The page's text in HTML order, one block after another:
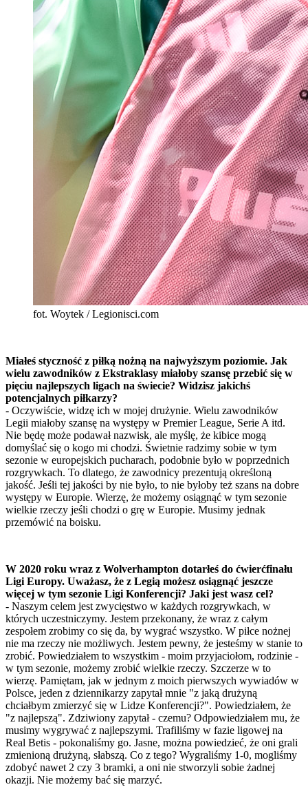
fot. Woytek / Legionisci.com
Miałeś styczność z piłką nożną na najwyższym poziomie. Jak
wielu zawodników z Ekstraklasy miałoby szansę przebić się w
pięciu najlepszych ligach na świecie? Widzisz jakichś
potencjalnych piłkarzy?
- Oczywiście, widzę ich w mojej drużynie. Wielu zawodników
Legii miałoby szansę na występy w Premier League, Serie A itd.
Nie będę może podawał nazwisk, ale myślę, że kibice mogą
domyślać się o kogo mi chodzi. Świetnie radzimy sobie w tym
sezonie w europejskich pucharach, podobnie było w poprzednich
rozgrywkach. To dlatego, że zawodnicy prezentują określoną
jakość. Jeśli tej jakości by nie było, to nie byłoby też szans na dobre
występy w Europie. Wierzę, że możemy osiągnąć w tym sezonie
wielkie rzeczy jeśli chodzi o grę w Europie. Musimy jednak
przemówić na boisku.
W 2020 roku wraz z Wolverhampton dotarłeś do ćwierćfinału
Ligi Europy. Uważasz, że z Legią możesz osiągnąć jeszcze
więcej w tym sezonie Ligi Konferencji? Jaki jest wasz cel?
- Naszym celem jest zwycięstwo w każdych rozgrywkach, w
których uczestniczymy. Jestem przekonany, że wraz z całym
zespołem zrobimy co się da, by wygrać wszystko. W piłce nożnej
nie ma rzeczy nie możliwych. Jestem pewny, że jesteśmy w stanie to
zrobić. Powiedziałem to wszystkim - moim przyjaciołom, rodzinie -
w tym sezonie, możemy zrobić wielkie rzeczy. Szczerze w to
wierzę. Pamiętam, jak w jednym z moich pierwszych wywiadów w
Polsce, jeden z dziennikarzy zapytał mnie "z jaką drużyną
chciałbym zmierzyć się w Lidze Konferencji?". Powiedziałem, że
"z najlepszą". Zdziwiony zapytał - czemu? Odpowiedziałem mu, że
musimy wygrywać z najlepszymi. Trafiliśmy w fazie ligowej na
Real Betis - pokonaliśmy go. Jasne, można powiedzieć, że oni grali
zmienioną drużyną, słabszą. Co z tego? Wygraliśmy 1-0, mogliśmy
zdobyć nawet 2 czy 3 bramki, a oni nie stworzyli sobie żadnej
okazji. Nie możemy bać się marzyć.